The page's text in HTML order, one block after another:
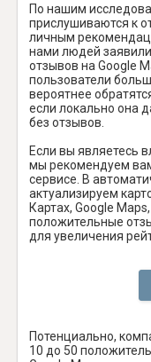
По нашим
прислушиваются к
личным
нами людей
отзывов на Google
пользователи
вероятнее
если локально она
без отзывов.
Если вы являетесь
мы рекомендуем
сервисе. В
актуализируем
Картах, Google
положительные
для увеличения
Потенциально,
10 до 50